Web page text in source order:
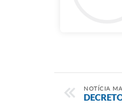
NOTÍCIA